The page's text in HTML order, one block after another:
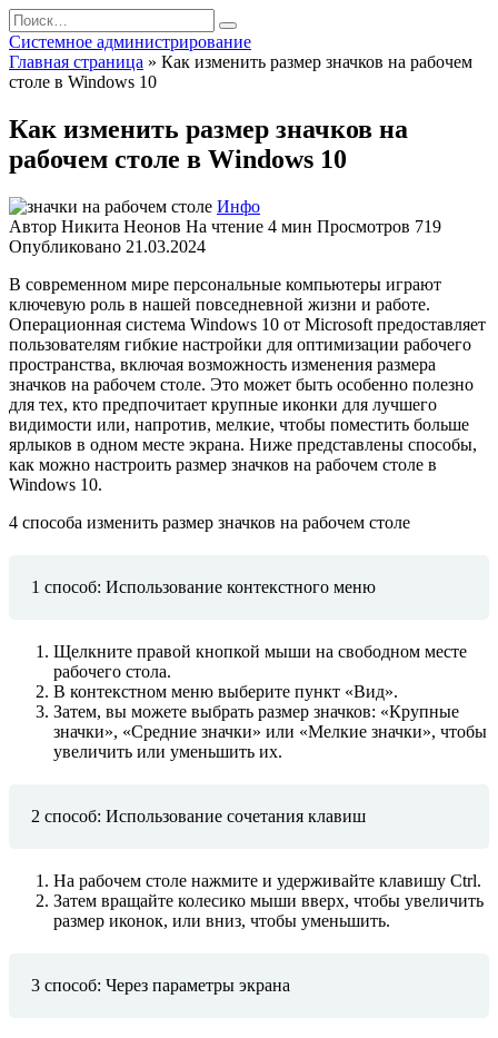
Перейти
к
содержанию
Search
for:
Системное администрирование
Главная страница » Как изменить размер значков на рабочем
столе в Windows 10
Как изменить размер значков на
рабочем столе в Windows 10
Инфо
Автор Никита Неонов На чтение 4 мин Просмотров 719
Опубликовано 21.03.2024
В современном мире персональные компьютеры играют
ключевую роль в нашей повседневной жизни и работе.
Операционная система Windows 10 от Microsoft предоставляет
пользователям гибкие настройки для оптимизации рабочего
пространства, включая возможность изменения размера
значков на рабочем столе. Это может быть особенно полезно
для тех, кто предпочитает крупные иконки для лучшего
видимости или, напротив, мелкие, чтобы поместить больше
ярлыков в одном месте экрана. Ниже представлены способы,
как можно настроить размер значков на рабочем столе в
Windows 10.
4 способа изменить размер значков на рабочем столе
1 способ: Использование контекстного меню
Щелкните правой кнопкой мыши на свободном месте
рабочего стола.
В контекстном меню выберите пункт «Вид».
Затем, вы можете выбрать размер значков: «Крупные
значки», «Средние значки» или «Мелкие значки», чтобы
увеличить или уменьшить их.
2 способ: Использование сочетания клавиш
На рабочем столе нажмите и удерживайте клавишу Ctrl.
Затем вращайте колесико мыши вверх, чтобы увеличить
размер иконок, или вниз, чтобы уменьшить.
3 способ: Через параметры экрана